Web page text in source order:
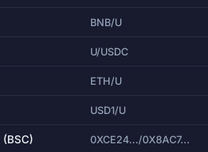
BNB/U
U/USDC
ETH/U
USD1/U
0XCE24.../0X8AC7...